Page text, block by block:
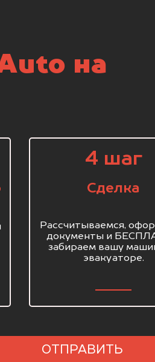
на
4 шаг
Сделка
Рассчитываемся,
документы и
забираем вашу
эвакуаторе.
ОТПРАВИТЬ